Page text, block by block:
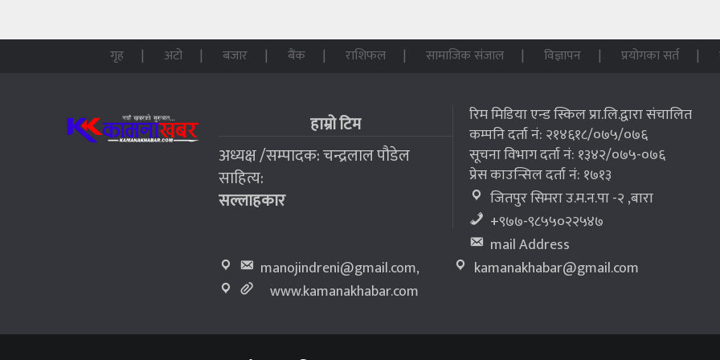
गृह अटो बजार बैंक राशिफल सामाजिक संजाल विज्ञापन प्रयोगका सर्त
हाम्रो टिम
अध्यक्ष /सम्पादक: चन्द्रलाल पौडेल
साहित्य:
सल्लाहकार
रिम मिडिया एन्ड स्किल प्रा.लि.द्वारा संचालित
कम्पनि दर्ता नं: २१४६१८/०७५/०७६
सूचना विभाग दर्ता नं: १३४२/०७५-०७६
प्रेस काउन्सिल दर्ता नं: १७१३
जितपुर सिमरा उ.म.न.पा -२ ,बारा
+९७७-९८५५०२२५४७
mail Address
manojindreni@gmail.com,
kamanakhabar@gmail.com
www.kamanakhabar.com